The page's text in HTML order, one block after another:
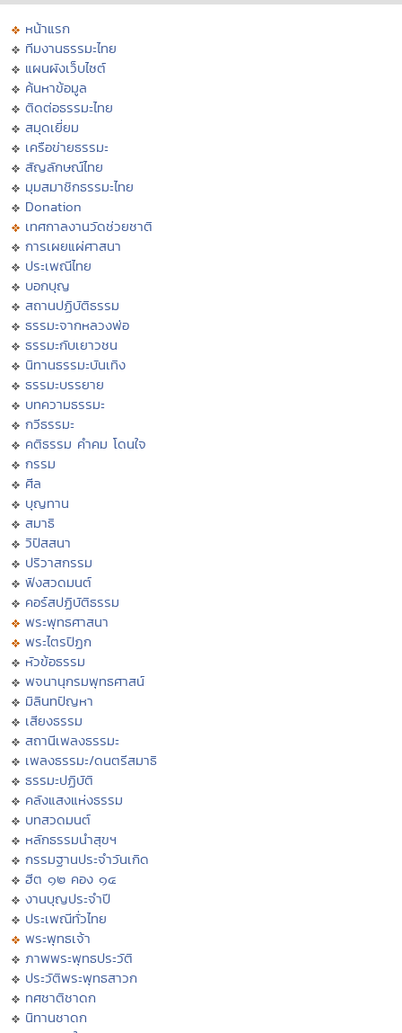
หน้าแรก
ทีมงานธรรมะไทย
แผนผังเว็บไซต์
ค้นหาข้อมูล
ติดต่อธรรมะไทย
สมุดเยี่ยม
เครือข่ายธรรมะ
สัญลักษณ์ไทย
มุมสมาชิกธรรมะไทย
Donation
เทศกาลงานวัดช่วยชาติ
การเผยแผ่ศาสนา
ประเพณีไทย
บอกบุญ
สถานปฏิบัติธรรม
ธรรมะจากหลวงพ่อ
ธรรมะกับเยาวชน
นิทานธรรมะบันเทิง
ธรรมะบรรยาย
บทความธรรมะ
กวีธรรมะ
คติธรรม คำคม โดนใจ
กรรม
ศีล
บุญทาน
สมาธิ
วิปัสสนา
ปริวาสกรรม
ฟังสวดมนต์
คอร์สปฏิบัติธรรม
พระพุทธศาสนา
พระไตรปิฏก
หัวข้อธรรม
พจนานุกรมพุทธศาสน์
มิลินทปัญหา
เสียงธรรม
สถานีเพลงธรรมะ
เพลงธรรมะ/ดนตรีสมาธิ
ธรรมะปฏิบัติ
คลังแสงแห่งธรรม
บทสวดมนต์
หลักธรรมนำสุขฯ
กรรมฐานประจำวันเกิด
ฮีต ๑๒ คอง ๑๔
งานบุญประจำปี
ประเพณีทั่วไทย
พระพุทธเจ้า
ภาพพระพุทธประวัติ
ประวัติพระพุทธสาวก
ทศชาติชาดก
นิทานชาดก